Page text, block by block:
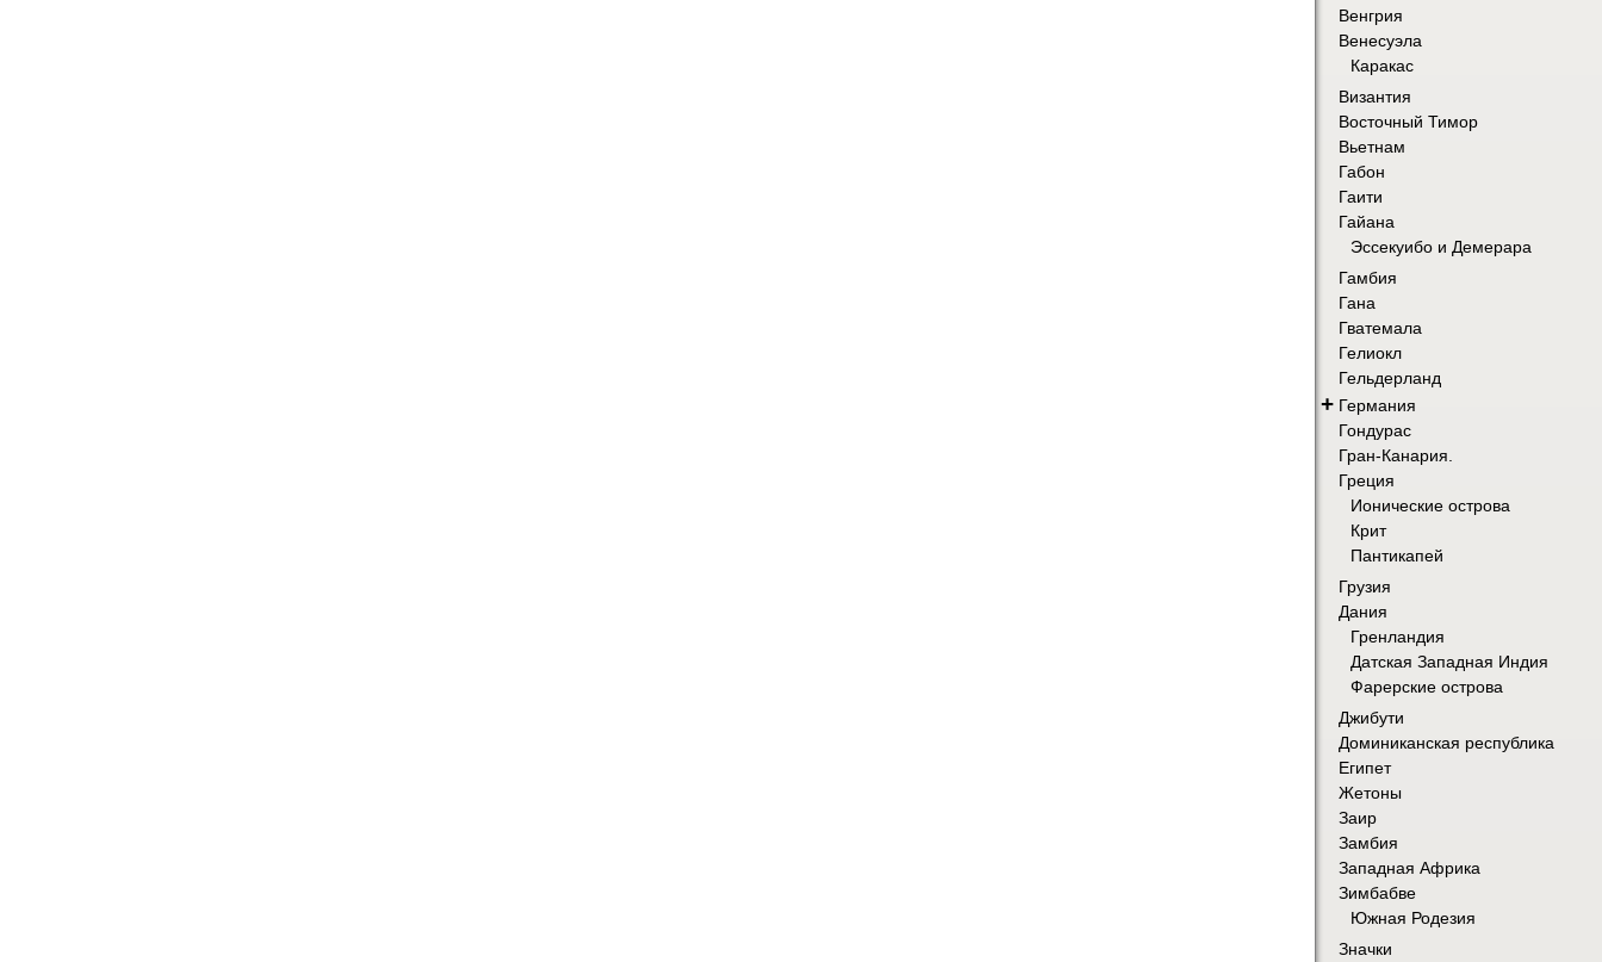
Венгрия
Венесуэла
Каракас
Византия
Восточный Тимор
Вьетнам
Габон
Гаити
Гайана
Эссекуибо и Демерара
Гамбия
Гана
Гватемала
Гелиокл
Гельдерланд
+ Германия
Гондурас
Гран-Канария.
Греция
Ионические острова
Крит
Пантикапей
Грузия
Дания
Гренландия
Датская Западная Индия
Фарерские острова
Джибути
Доминиканская республика
Египет
Жетоны
Заир
Замбия
Западная Африка
Зимбабве
Южная Родезия
Значки